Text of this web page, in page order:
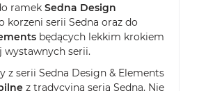
ramek Sedna Design
korzeni serii Sedna oraz do
będących lekkim krokiem
wystawnych serii.
z serii Sedna Design & Elements
z tradycyjną serią Sedna. Nie